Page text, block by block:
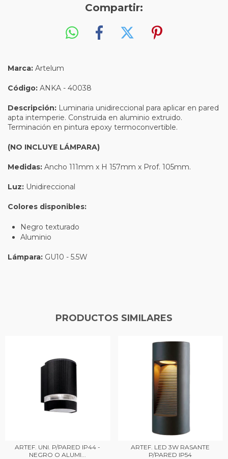
Compartir:
Marca: Artelum
Código: ANKA - 40038
Descripción: Luminaria unidireccional para aplicar en pared
apta intemperie. Construida en aluminio extruido.
Terminación en pintura epoxy termoconvertible.
(NO INCLUYE LÁMPARA)
Medidas: Ancho 111mm x H 157mm x Prof. 105mm.
Luz: Unidireccional
Colores disponibles:
Negro texturado
Aluminio
Lámpara: GU10 - 5.5W
PRODUCTOS SIMILARES
ARTEF. UNI. P/PARED IP44 -
NEGRO O ALUMI...
ARTEF. LED 3W RASANTE
P/PARED IP54